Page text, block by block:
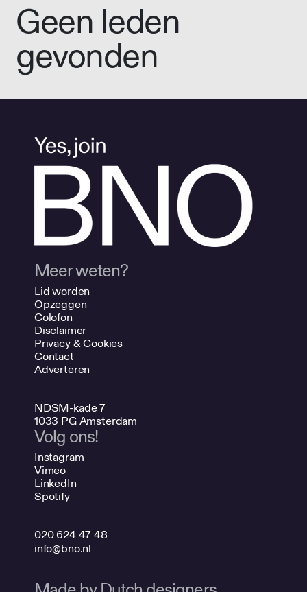
Geen leden
gevonden
Meer weten?
Lid worden
Opzeggen
Colofon
Disclaimer
Privacy & Cookies
Contact
Adverteren
NDSM-kade 7
1033 PG Amsterdam
Volg ons!
Instagram
Vimeo
LinkedIn
Spotify
020 624 47 48
info@bno.nl